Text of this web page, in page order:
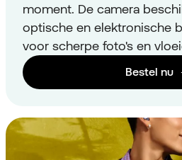
moment. De camera
optische en elektronische
voor scherpe foto's en
Bestel nu